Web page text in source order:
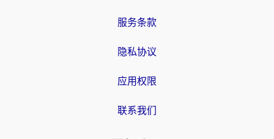
服务条款
隐私协议
应用权限
联系我们